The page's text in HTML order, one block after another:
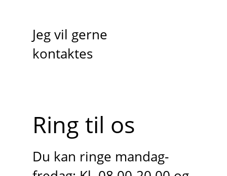
Jeg vil gerne
kontaktes
Ring til os
Du kan ringe mandag-